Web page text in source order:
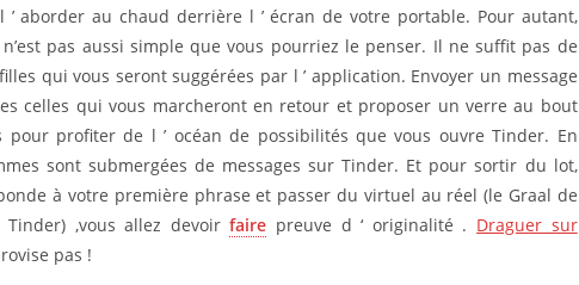
PROGRESSEZ !
S ‘ ASSEMBLE
TRANSITION DU VIRTUEL À LA REALITÉ
sur JeunInfo
JeunInfo ?
aborder au chaud derrière l ’ écran de votre portable. Pour autant,
pas aussi simple que vous pourriez le penser. Il ne suffit pas de
qui vous seront suggérées par l ’ application. Envoyer un message
celles qui vous marcheront en retour et proposer un verre au bout
pour profiter de l ’ océan de possibilités que vous ouvre Tinder. En
sont submergées de messages sur Tinder. Et pour sortir du lot,
à votre première phrase et passer du virtuel au réel (le Graal de
,vous allez devoirfaire preuve d ‘ originalité . Draguer sur
pas !